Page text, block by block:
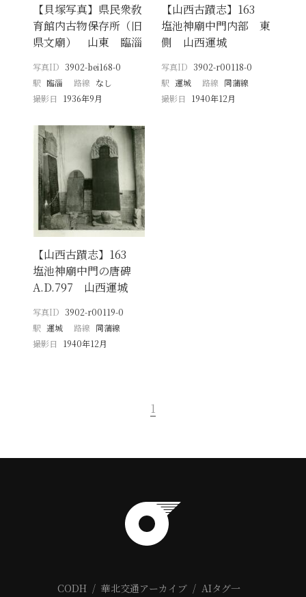
【貝塚写真】県民衆敎
育館内古物保存所（旧
県文廟） 山東 臨淄
写真ID 3902-bei168-0
駅 臨淄 路線 なし
撮影日
1936年9月
【山西古蹟志】163
塩池神廟中門内部 東
側 山西運城
写真ID 3902-r00118-0
駅 運城 路線 同蒲線
撮影日
1940年12月
【山西古蹟志】163
塩池神廟中門の唐碑
A.D.797 山西運城
写真ID 3902-r00119-0
駅 運城 路線 同蒲線
撮影日
1940年12月
1
CODH 華北交通アーカイブ AIタグ一